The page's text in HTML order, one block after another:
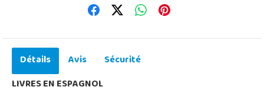
Détails Avis
Sécurité
LIVRES EN ESPAGNOL